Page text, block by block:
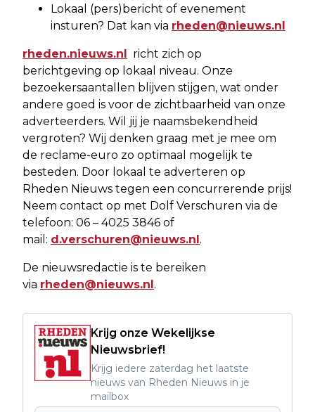
Lokaal (pers)bericht of evenement
insturen? Dat kan via rheden@nieuws.nl
rheden.nieuws.nl
richt zich op
berichtgeving op lokaal niveau. Onze
bezoekersaantallen blijven stijgen, wat onder
andere goed is voor de zichtbaarheid van onze
adverteerders. Wil jij je naamsbekendheid
vergroten? Wij denken graag met je mee om
de reclame-euro zo optimaal mogelijk te
besteden. Door lokaal te adverteren op
Rheden Nieuws tegen een concurrerende prijs!
Neem contact op met Dolf Verschuren via de
telefoon: 06 – 4025 3846 of
mail: d.verschuren@nieuws.nl .
De nieuwsredactie is te bereiken
via rheden@nieuws.nl .
Krijg onze Wekelijkse
Nieuwsbrief!
Krijg iedere zaterdag het laatste
nieuws van Rheden Nieuws in je
mailbox